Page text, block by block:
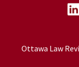
Ottawa Law